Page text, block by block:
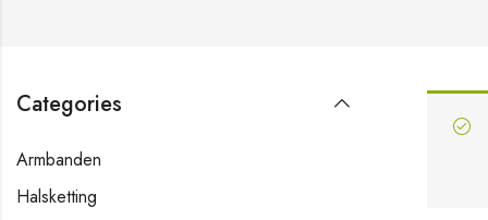
Categories
Armbanden
Halsketting